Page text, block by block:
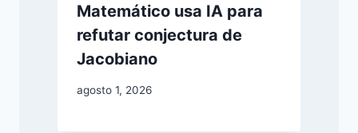
Matemático usa IA para
refutar conjectura de
Jacobiano
agosto 1, 2026